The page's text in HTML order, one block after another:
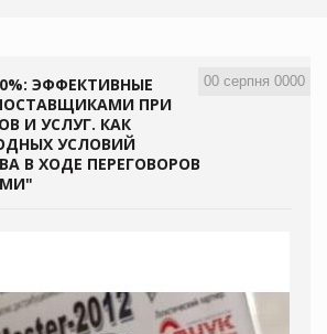
00 серпня 0000
ЭФФЕКТИВНЫЕ
ПРИ
И УСЛУГ. КАК
УСЛОВИЙ
В ХОДЕ ПЕРЕГОВОРОВ